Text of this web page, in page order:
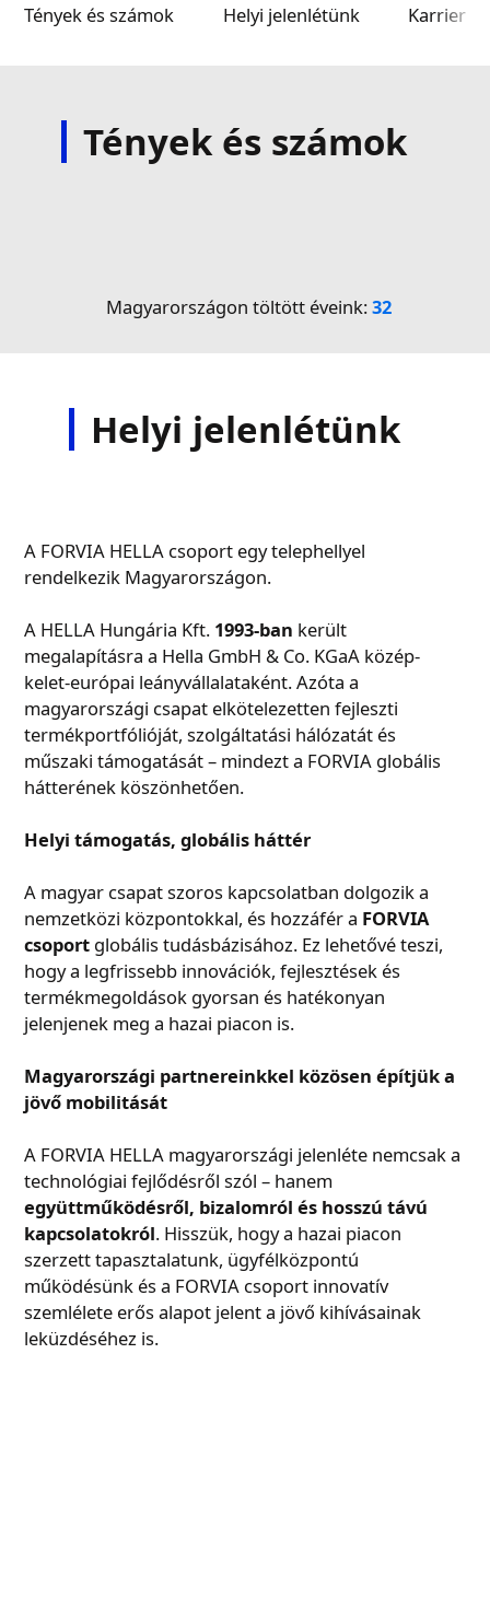
Tények és számok Helyi jelenlétünk Karrier
Tények és számok
Magyarországon töltött éveink:32
Helyi jelenlétünk
A FORVIA HELLA csoport egy telephellyel
rendelkezik Magyarországon.
A HELLA Hungária Kft. 1993-ban került
megalapításra a Hella GmbH & Co. KGaA közép-
kelet-európai leányvállalataként. Azóta a
magyarországi csapat elkötelezetten fejleszti
termékportfólióját, szolgáltatási hálózatát és
műszaki támogatását – mindezt a FORVIA globális
hátterének köszönhetően.
Helyi támogatás, globális háttér
A magyar csapat szoros kapcsolatban dolgozik a
nemzetközi központokkal, és hozzáfér a FORVIA
csoport globális tudásbázisához. Ez lehetővé teszi,
hogy a legfrissebb innovációk, fejlesztések és
termékmegoldások gyorsan és hatékonyan
jelenjenek meg a hazai piacon is.
Magyarországi partnereinkkel közösen építjük a
jövő mobilitását
A FORVIA HELLA magyarországi jelenléte nemcsak a
technológiai fejlődésről szól – hanem
együttműködésről, bizalomról és hosszú távú
kapcsolatokról. Hisszük, hogy a hazai piacon
szerzett tapasztalatunk, ügyfélközpontú
működésünk és a FORVIA csoport innovatív
szemlélete erős alapot jelent a jövő kihívásainak
leküzdéséhez is.